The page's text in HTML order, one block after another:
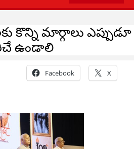
కొన్ని మార్గాలు ఎప్పుడూ
ఉండాలి
Facebook X